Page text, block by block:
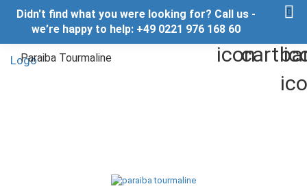
Didn't find what you were looking for? Call us -
we’re happy to help: +49 0221 976 168 60
Paraiba Tourmaline